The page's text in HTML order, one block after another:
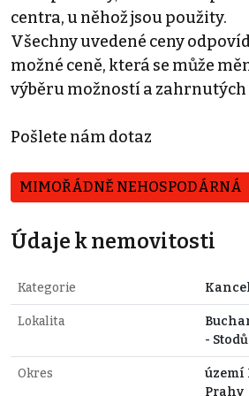
centra, u něhož jsou použity.
Všechny uvedené ceny
možné ceně, která se může
výběru možností a zahrnutých
Pošlete nám dotaz
MIMOŘÁDNĚ NEHOSPODÁRNÁ
Údaje k nemovitosti
Kategorie
Lokalita
-
Okres
území
Prahy